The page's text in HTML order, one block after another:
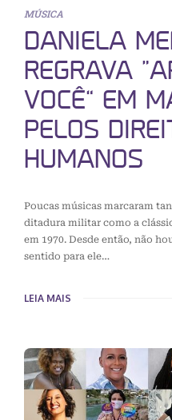
MÚSICA
DANIELA
REGRAVA
VOCÊ” EM
PELOS
HUMANOS
Poucas músicas marcaram
ditadura militar como a
em 1970. Desde então, não
sentido para ele…
LEIA MAIS